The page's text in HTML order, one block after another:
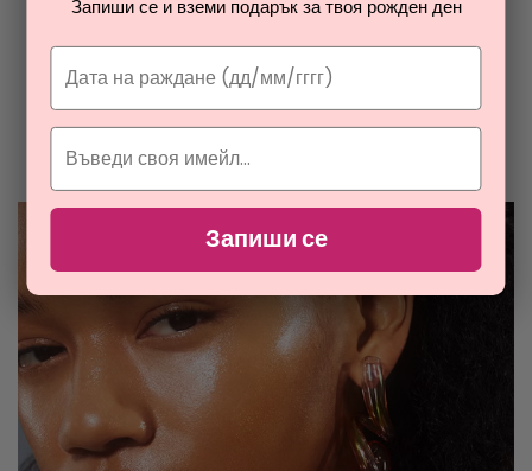
ОТ РАЯ НА ПАРФЮМИТЕ И
КОЗМЕТИКАТА
козметиката
Запиши се и вземи подарък за твоя рожден ден
Запиши се